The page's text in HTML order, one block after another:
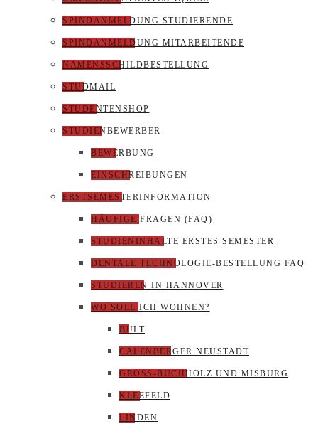
SPINDANMELDUNG STUDIERENDE
SPINDANMELDUNG MITARBEITENDE
NAMENSSCHILDBESTELLUNG
STUDMAIL
STUDENTENSHOP
STUDIENBEWERBER
BEWERBUNG
EINSCHREIBUNGEN
ERSTSEMESTERINFORMATION
HÄUFIGE FRAGEN (FAQ)
STUDIENINHALTE ERSTES SEMESTER
DENTALE TECHNOLOGIE-BESTELLUNG FAQ
STUDIEREN IN HANNOVER
WO SOLL ICH WOHNEN?
BULT
CALENBERGER NEUSTADT
GROSS-BUCHHOLZ UND MISBURG
KLEEFELD
LINDEN